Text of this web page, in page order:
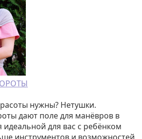
нужны? Нетушки.
дают поле для манёвров в
идеальной для вас с ребёнком